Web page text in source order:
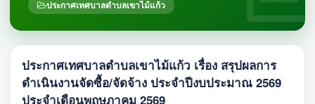
ประกาศเทศบาลตำบลเขาไม้แก้ว
ประกาศเทศบาลตำบลเขาไม้แก้ว เรื่อง สรุปผลการ
ดำเนินงานจัดซื้อ/จัดจ้าง ประจำปีงบประมาณ 2569
ประจำเดือนพฤษภาคม 2569